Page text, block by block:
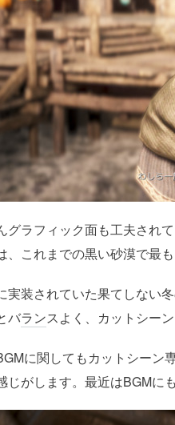
グラフィック面も工夫され
、これまでの黒い砂漠で最
実装されていた果てしない
バランスよく、カットシー
に関してもカットシーン
じがします。最近はBGMに